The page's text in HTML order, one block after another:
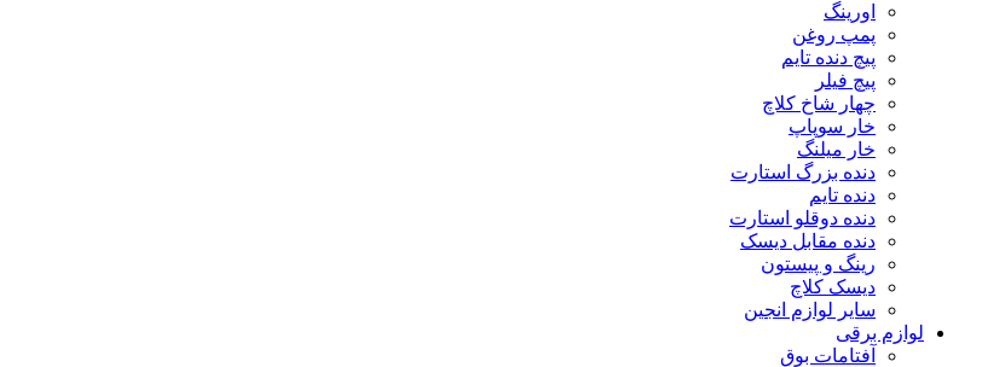
اورینگ
پمپ روغن
پیچ دنده تایم
پیچ فیلر
چهار شاخ کلاچ
خار سوپاپ
خار میلنگ
دنده بزرگ استارت
دنده تایم
دنده دوقلو استارت
دنده مقابل دیسک
رینگ و پیستون
دیسک کلاچ
سایر لوازم انجین
لوازم برقی
آفتامات بوق